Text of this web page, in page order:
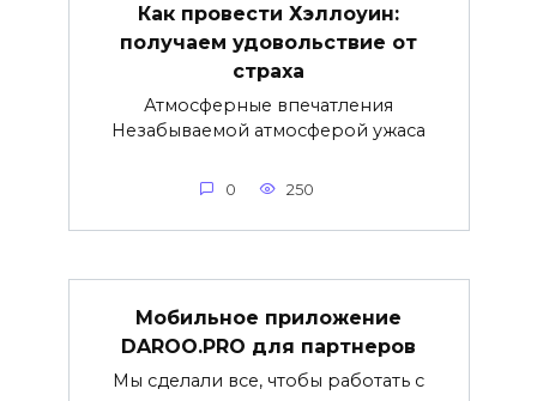
Как провести Хэллоуин:
получаем удовольствие от
страха
Атмосферные впечатления
Незабываемой атмосферой ужаса
0 250
Мобильное приложение
DAROO.PRO для партнеров
Мы сделали все, чтобы работать с